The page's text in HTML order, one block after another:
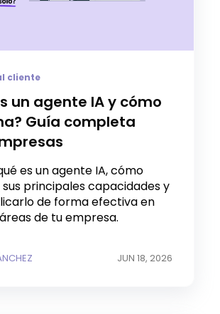
cliente
un agente IA y cómo
Guía completa
es un agente IA, cómo
sus principales capacidades y
de forma efectiva en
de tu empresa.
JUN 18, 2026